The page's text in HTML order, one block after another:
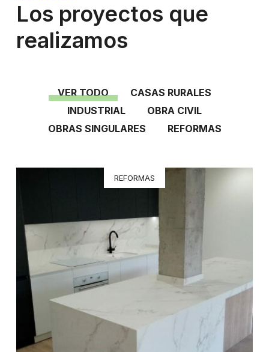
Los proyectos que
realizamos
VER TODO
CASAS RURALES
INDUSTRIAL
OBRA CIVIL
OBRAS SINGULARES
REFORMAS
REFORMAS